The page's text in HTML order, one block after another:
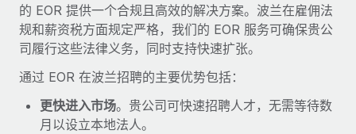
six-month project with a dedicated team....
了解更多
的 EOR 提供一个合规且高效的解决方案。波兰在雇佣法
规和薪资税方面规定严格，我们的 EOR 服务可确保贵公
司履行这些法律义务，同时支持快速扩张。
通过 EOR 在波兰招聘的主要优势包括：
更快进入市场。贵公司可快速招聘人才，无需等待数
月以设立本地法人。